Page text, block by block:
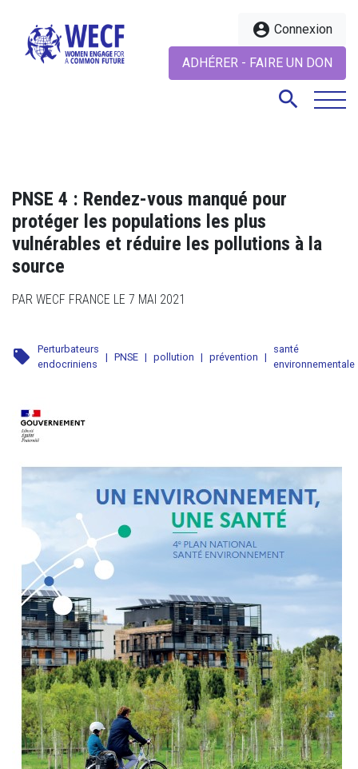
account_circle Connexion
ADHÉRER - FAIRE UN DON
search
PNSE 4 : Rendez-vous manqué pour
protéger les populations les plus
vulnérables et réduire les pollutions à la
source
PAR WECF FRANCE LE 7 MAI 2021
local_offer
Perturbateurs
endocriniens
| PNSE | pollution | prévention |
santé
environnementale